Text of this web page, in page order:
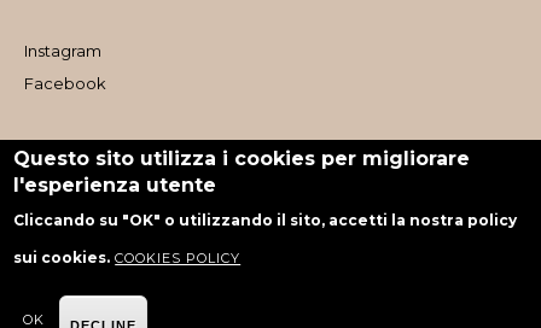
Instagram
Facebook
Iscritto al Registro e-commerce al dettaglio nr. 1073 dal 06/08/2024
powered by Rubiko
Questo sito utilizza i cookies per migliorare
l'esperienza utente
Cliccando su "OK" o utilizzando il sito, accetti la nostra policy
sui cookies. COOKIES POLICY
OK